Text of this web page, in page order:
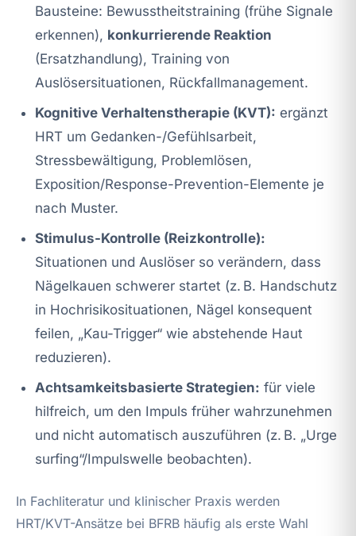
Bausteine: Bewusstheitstraining (frühe Signale
erkennen), konkurrierende Reaktion
(Ersatzhandlung), Training von
Auslösersituationen, Rückfallmanagement.
Kognitive Verhaltenstherapie (KVT): ergänzt
HRT um Gedanken-/Gefühlsarbeit,
Stressbewältigung, Problemlösen,
Exposition/Response-Prevention-Elemente je
nach Muster.
Stimulus-Kontrolle (Reizkontrolle):
Situationen und Auslöser so verändern, dass
Nägelkauen schwerer startet (z. B. Handschutz
in Hochrisikosituationen, Nägel konsequent
feilen, „Kau-Trigger“ wie abstehende Haut
reduzieren).
Achtsamkeitsbasierte Strategien: für viele
hilfreich, um den Impuls früher wahrzunehmen
und nicht automatisch auszuführen (z. B. „Urge
surfing“/Impulswelle beobachten).
In Fachliteratur und klinischer Praxis werden
HRT/KVT-Ansätze bei BFRB häufig als erste Wahl